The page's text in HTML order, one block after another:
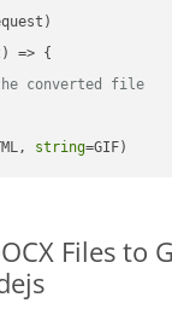
) => {
converted file
string=GIF)
Files to